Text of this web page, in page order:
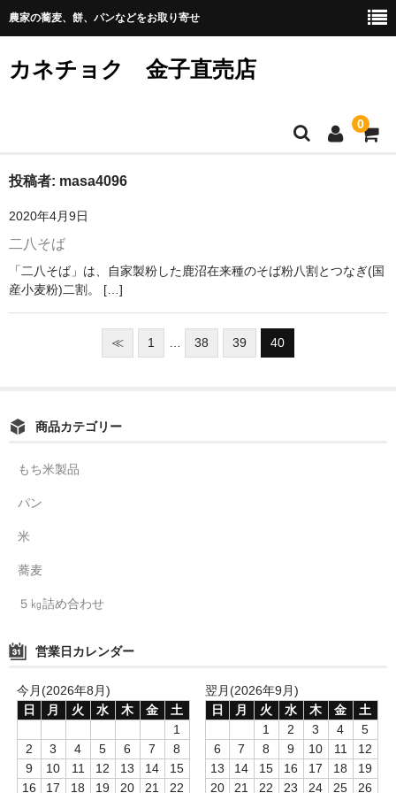
農家の蕎麦、餅、パンなどをお取り寄せ
カネチョク 金子直売店
0
ホーム
メンバー
カート
お問い合わせ
プライバシーポリシー
投稿者: masa4096
2020年4月9日
二八そば
「二八そば」は、自家製粉した鹿沼在来種のそば粉八割とつなぎ(国
産小麦粉)二割。 […]
≪ 1 … 38 39 40
商品カテゴリー
もち米製品
パン
米
蕎麦
５㎏詰め合わせ
営業日カレンダー
今月(2026年8月)
日
月 火 水 木 金
土
1
2
3 4 5 6 7
8
9
10 11 12 13 14
15
16
17 18 19 20 21 22
翌月(2026年9月)
日
月 火 水 木 金
土
1
2 3 4
5
6
7 8 9 10 11
12
13
14 15 16 17 18
19
20
21 22 23 24 25 26